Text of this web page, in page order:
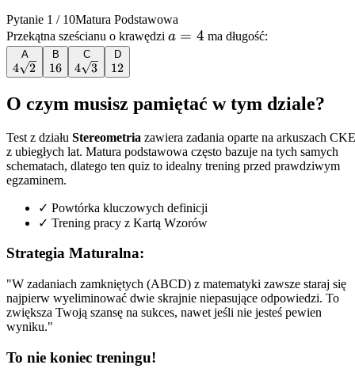
Pytanie 1 / 10Matura Podstawowa
Przekątna sześcianu o krawędzi a=4
a = 4 ma długość:
A
4\sqrt{2}
4 2
B
16
16
C
4\sqrt{3}
4 3
D
12
12
O czym musisz pamiętać w tym dziale?
Test z działu Stereometria zawiera zadania oparte na arkuszach CKE
z ubiegłych lat. Matura podstawowa często bazuje na tych samych
schematach, dlatego ten quiz to idealny trening przed prawdziwym
egzaminem.
✓ Powtórka kluczowych definicji
✓ Trening pracy z Kartą Wzorów
Strategia Maturalna:
"W zadaniach zamkniętych (ABCD) z matematyki zawsze staraj się
najpierw wyeliminować dwie skrajnie niepasujące odpowiedzi. To
zwiększa Twoją szansę na sukces, nawet jeśli nie jesteś pewien
wyniku."
To nie koniec treningu!